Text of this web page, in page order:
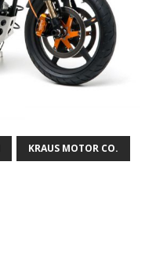
KRAUS MOTOR CO.